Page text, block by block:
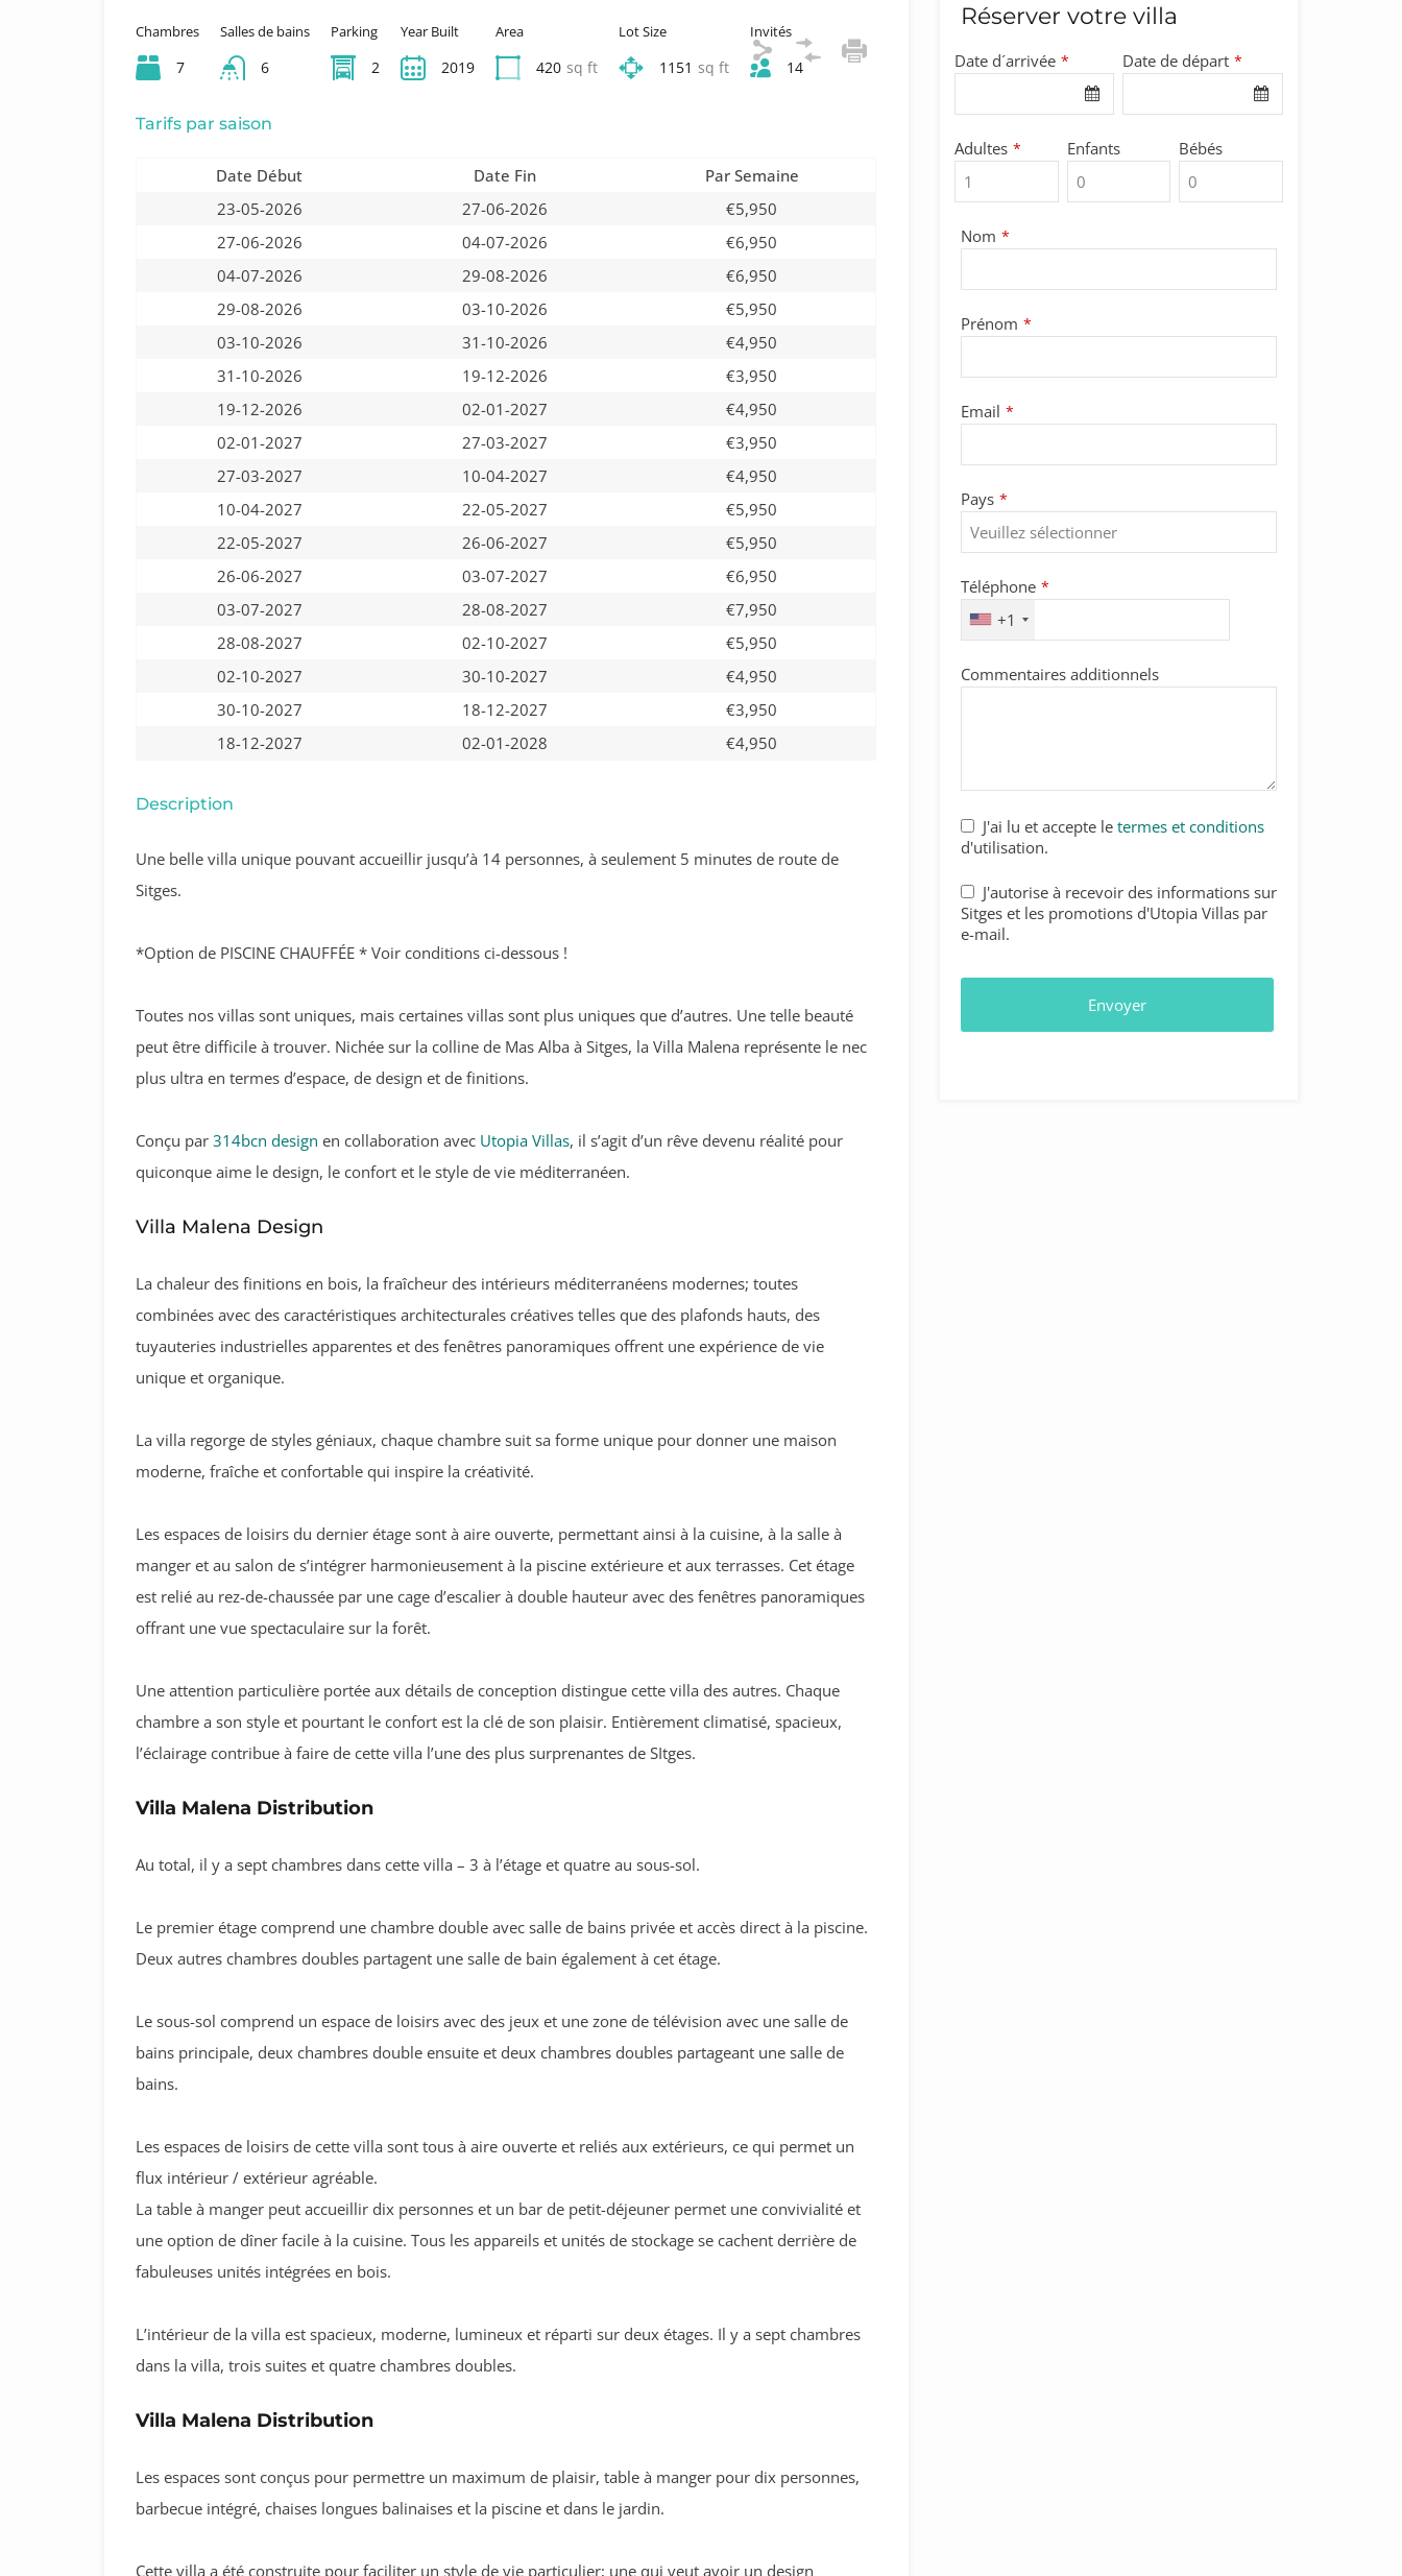
Chambres
7
Salles de bains
6
Parking
2
Year Built
2019
Area
420 sq ft
Lot Size
1151 sq ft
Invités
14
Tarifs par saison
Date Début Date Fin
Par Semaine
23-05-2026
27-06-2026
€5,950
27-06-2026
04-07-2026
€6,950
04-07-2026
29-08-2026
€6,950
29-08-2026
03-10-2026
€5,950
03-10-2026
31-10-2026
€4,950
31-10-2026
19-12-2026
€3,950
19-12-2026
02-01-2027
€4,950
02-01-2027
27-03-2027
€3,950
27-03-2027
10-04-2027
€4,950
10-04-2027
22-05-2027
€5,950
22-05-2027
26-06-2027
€5,950
26-06-2027
03-07-2027
€6,950
03-07-2027
28-08-2027
€7,950
28-08-2027
02-10-2027
€5,950
02-10-2027
30-10-2027
€4,950
30-10-2027
18-12-2027
€3,950
18-12-2027
02-01-2028 €4,950
Description
Une belle villa unique pouvant accueillir jusqu’à 14 personnes, à seulement 5 minutes de route de
Sitges.
*Option de PISCINE CHAUFFÉE * Voir conditions ci-dessous !
Toutes nos villas sont uniques, mais certaines villas sont plus uniques que d’autres. Une telle beauté
peut être difficile à trouver. Nichée sur la colline de Mas Alba à Sitges, la Villa Malena représente le nec
plus ultra en termes d’espace, de design et de finitions.
Conçu par 314bcn design en collaboration avec Utopia Villas, il s’agit d’un rêve devenu réalité pour
quiconque aime le design, le confort et le style de vie méditerranéen.
Villa Malena Design
La chaleur des finitions en bois, la fraîcheur des intérieurs méditerranéens modernes; toutes
combinées avec des caractéristiques architecturales créatives telles que des plafonds hauts, des
tuyauteries industrielles apparentes et des fenêtres panoramiques offrent une expérience de vie
unique et organique.
La villa regorge de styles géniaux, chaque chambre suit sa forme unique pour donner une maison
moderne, fraîche et confortable qui inspire la créativité.
Les espaces de loisirs du dernier étage sont à aire ouverte, permettant ainsi à la cuisine, à la salle à
manger et au salon de s’intégrer harmonieusement à la piscine extérieure et aux terrasses. Cet étage
est relié au rez-de-chaussée par une cage d’escalier à double hauteur avec des fenêtres panoramiques
offrant une vue spectaculaire sur la forêt.
Une attention particulière portée aux détails de conception distingue cette villa des autres. Chaque
chambre a son style et pourtant le confort est la clé de son plaisir. Entièrement climatisé, spacieux,
l’éclairage contribue à faire de cette villa l’une des plus surprenantes de SItges.
Villa Malena Distribution
Au total, il y a sept chambres dans cette villa – 3 à l’étage et quatre au sous-sol.
Le premier étage comprend une chambre double avec salle de bains privée et accès direct à la piscine.
Deux autres chambres doubles partagent une salle de bain également à cet étage.
Le sous-sol comprend un espace de loisirs avec des jeux et une zone de télévision avec une salle de
bains principale, deux chambres double ensuite et deux chambres doubles partageant une salle de
bains.
Les espaces de loisirs de cette villa sont tous à aire ouverte et reliés aux extérieurs, ce qui permet un
flux intérieur / extérieur agréable.
La table à manger peut accueillir dix personnes et un bar de petit-déjeuner permet une convivialité et
une option de dîner facile à la cuisine. Tous les appareils et unités de stockage se cachent derrière de
fabuleuses unités intégrées en bois.
L’intérieur de la villa est spacieux, moderne, lumineux et réparti sur deux étages. Il y a sept chambres
dans la villa, trois suites et quatre chambres doubles.
Villa Malena Distribution
Les espaces sont conçus pour permettre un maximum de plaisir, table à manger pour dix personnes,
barbecue intégré, chaises longues balinaises et la piscine et dans le jardin.
Cette villa a été construite pour faciliter un style de vie particulier; une qui veut avoir un design
Réserver votre villa
Date d´arrivée * Date de départ *
Adultes * Enfants Bébés
Nom *
Email *
Prénom *
Email *
Pays *
Téléphone *
+1
Commentaires additionnels
J'ai lu et accepte le termes et conditions
d'utilisation.
J'autorise à recevoir des informations sur
Sitges et les promotions d'Utopia Villas par
e-mail.
Envoyer